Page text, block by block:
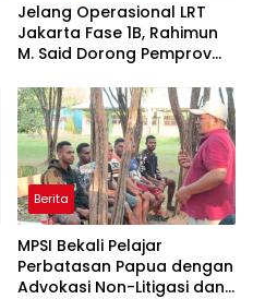
Jelang Operasional LRT
Jakarta Fase 1B, Rahimun
M. Said Dorong Pemprov
Economic Corridor
Initiative
Berita
MPSI Bekali Pelajar
Perbatasan Papua dengan
Advokasi Non-Litigasi dan